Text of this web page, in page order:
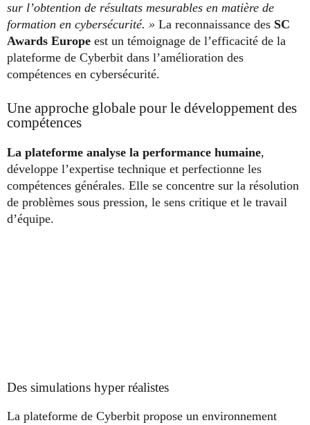
sur l’obtention de résultats mesurables en matière de
formation en cybersécurité. » La reconnaissance des SC
Awards Europe est un témoignage de l’efficacité de la
plateforme de Cyberbit dans l’amélioration des
compétences en cybersécurité.
Une approche globale pour le développement des
compétences
La plateforme analyse la performance humaine,
développe l’expertise technique et perfectionne les
compétences générales. Elle se concentre sur la résolution
de problèmes sous pression, le sens critique et le travail
d’équipe.
Des simulations hyper réalistes
La plateforme de Cyberbit propose un environnement